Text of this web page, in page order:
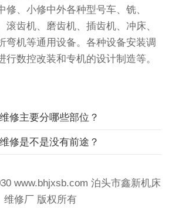
修、小修中外各种型号车、铣、
滚齿机、磨齿机、插齿机、冲床、
弯机等通用设备。各种设备安装调
行数控改装和专机的设计制造等。
修主要分哪些部位？
修是不是没有前途？
www.bhjxsb.com 泊头市鑫新机床
维修厂 版权所有